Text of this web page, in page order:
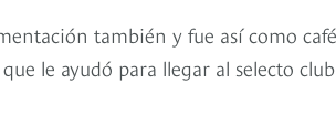
también y fue así como café
le ayudó para llegar al selecto